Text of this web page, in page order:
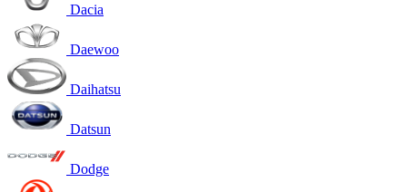
Dacia
Daewoo
Daihatsu
Datsun
Dodge